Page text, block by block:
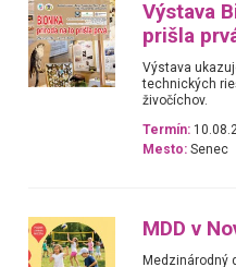
Výstava
prišla
Výstava
technických
živočíchov.
Termín:
Mesto: Senec
MDD v
Medzinárodný